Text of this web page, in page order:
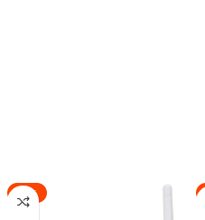
-11%